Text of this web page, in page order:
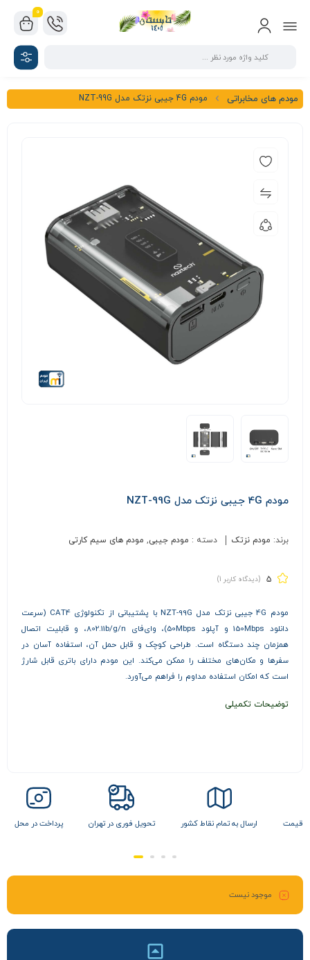
0
مودم های مخابراتی مودم 4G جیبی نزتک مدل NZT-99G
مودم 4G جیبی نزتک مدل NZT-99G
برند: مودم نزتک دسته : مودم جیبی, مودم های سیم کارتی
5 (دیدگاه کاربر 1
)
مودم 4G جیبی نزتک مدل NZT-99G با پشتیبانی از تکنولوژی CAT4 (سرعت
دانلود 150Mbps و آپلود 50Mbps)، وای‌فای 802.11b/g/n، و قابلیت اتصال
همزمان چند دستگاه است. طراحی کوچک و قابل حمل آن، استفاده آسان در
سفرها و مکان‌های مختلف را ممکن می‌کند. این مودم دارای باتری قابل شارژ
است که امکان استفاده مداوم را فراهم می‌آورد.
توضیحات تکمیلی
نقاط کشور تحویل فوری در تهران پرداخت در محل تضمین بهترین قیمت
موجود نیست